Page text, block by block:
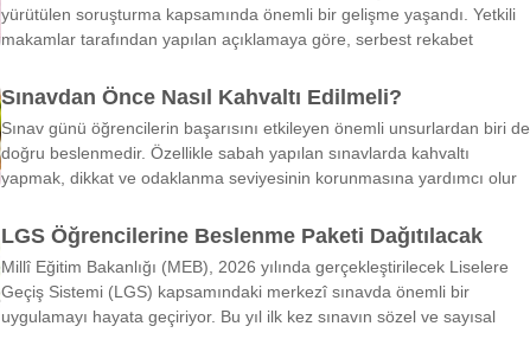
yürütülen soruşturma kapsamında önemli bir gelişme yaşandı. Yetkili
makamlar tarafından yapılan açıklamaya göre, serbest rekabet
Sınavdan Önce Nasıl Kahvaltı Edilmeli?
Sınav günü öğrencilerin başarısını etkileyen önemli unsurlardan biri de
doğru beslenmedir. Özellikle sabah yapılan sınavlarda kahvaltı
yapmak, dikkat ve odaklanma seviyesinin korunmasına yardımcı olur
LGS Öğrencilerine Beslenme Paketi Dağıtılacak
Millî Eğitim Bakanlığı (MEB), 2026 yılında gerçekleştirilecek Liselere
Geçiş Sistemi (LGS) kapsamındaki merkezî sınavda önemli bir
uygulamayı hayata geçiriyor. Bu yıl ilk kez sınavın sözel ve sayısal